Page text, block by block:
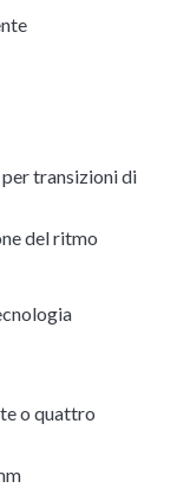
transizioni di
del ritmo
o quattro